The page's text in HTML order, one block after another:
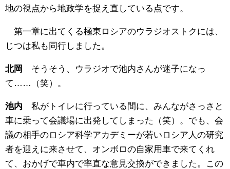
地の視点から地政学を捉え直している点です。
第一章に出てくる極東ロシアのウラジオストクには、
じつは私も同行しました。
北岡
そうそう、ウラジオで池内さんが迷子になっ
て……（笑）。
池内 私がトイレに行っている間に、みんながさっさと
車に乗って会議場に出発してしまった（笑）。でも、会
議の相手のロシア科学アカデミーが若いロシア人の研究
者を迎えに来させて、オンボロの自家用車で来てくれ
て、おかげで車内で率直な意見交換ができました。この